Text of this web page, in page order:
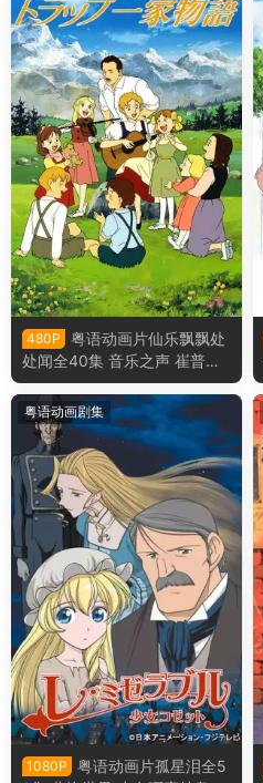
480P
粤语动画片仙乐飘飘处
处闻全40集 音乐之声 崔普一
家物语粤语版
粤语动画剧集
1080P
粤语动画片孤星泪全5